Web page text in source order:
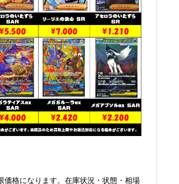
格になります。在庫状況・状態・相場